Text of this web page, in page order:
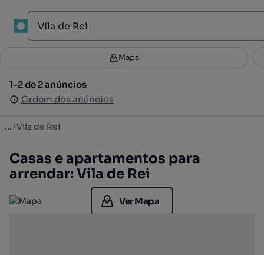
Filtros 2
1-2 de 2 anúncios
Ordem dos anúncios
Mapa
1-2 de 2 anúncios
Ordem dos anúncios
... Vila de Rei
Casas e apartamentos para
arrendar: Vila de Rei
Ver Mapa